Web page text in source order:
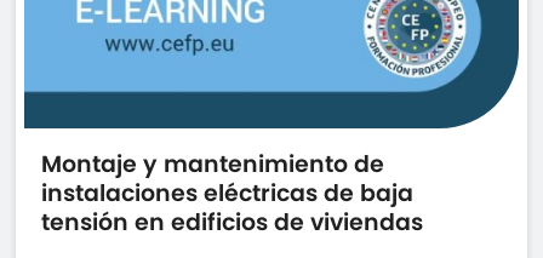
Montaje y mantenimiento de
instalaciones eléctricas de baja
tensión en edificios de viviendas